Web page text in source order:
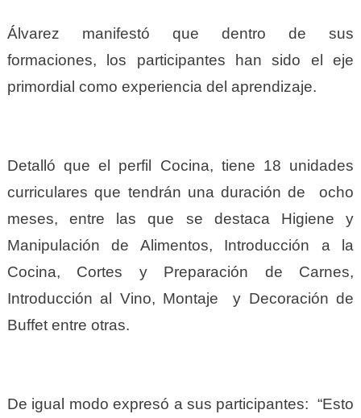
Álvarez manifestó que dentro de sus
formaciones, los participantes han sido el eje
primordial como experiencia del aprendizaje.
Detalló que el perfil Cocina, tiene 18 unidades
curriculares que tendrán una duración de ocho
meses, entre las que se destaca Higiene y
Manipulación de Alimentos, Introducción a la
Cocina, Cortes y Preparación de Carnes,
Introducción al Vino, Montaje y Decoración de
Buffet entre otras.
De igual modo expresó a sus participantes: “Esto